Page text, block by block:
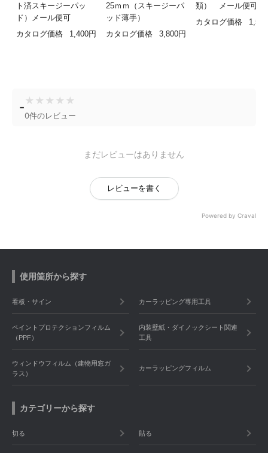
ト済スキージーパッ
ド）メール便可
カタログ価格
1,400円
25ｍｍ（スキージーパ
ッド薄手）
カタログ価格
3,800円
類） メール便可
カタログ価格
- ★ ★ ★ ★ ★
0件のレビュー
まだレビューはありません
レビューを書く
Powered by Craval
使用箇所から探す
看板・サイン カーラッピング専用工具
ペイントプロテクションフィルム
（PPF）
内装壁紙・ダイノックシート関連
工具
ウィンドウフィルム（建物用窓ガ
ラス）
カーラッピングフィルム
カテゴリーから探す
切る 貼る